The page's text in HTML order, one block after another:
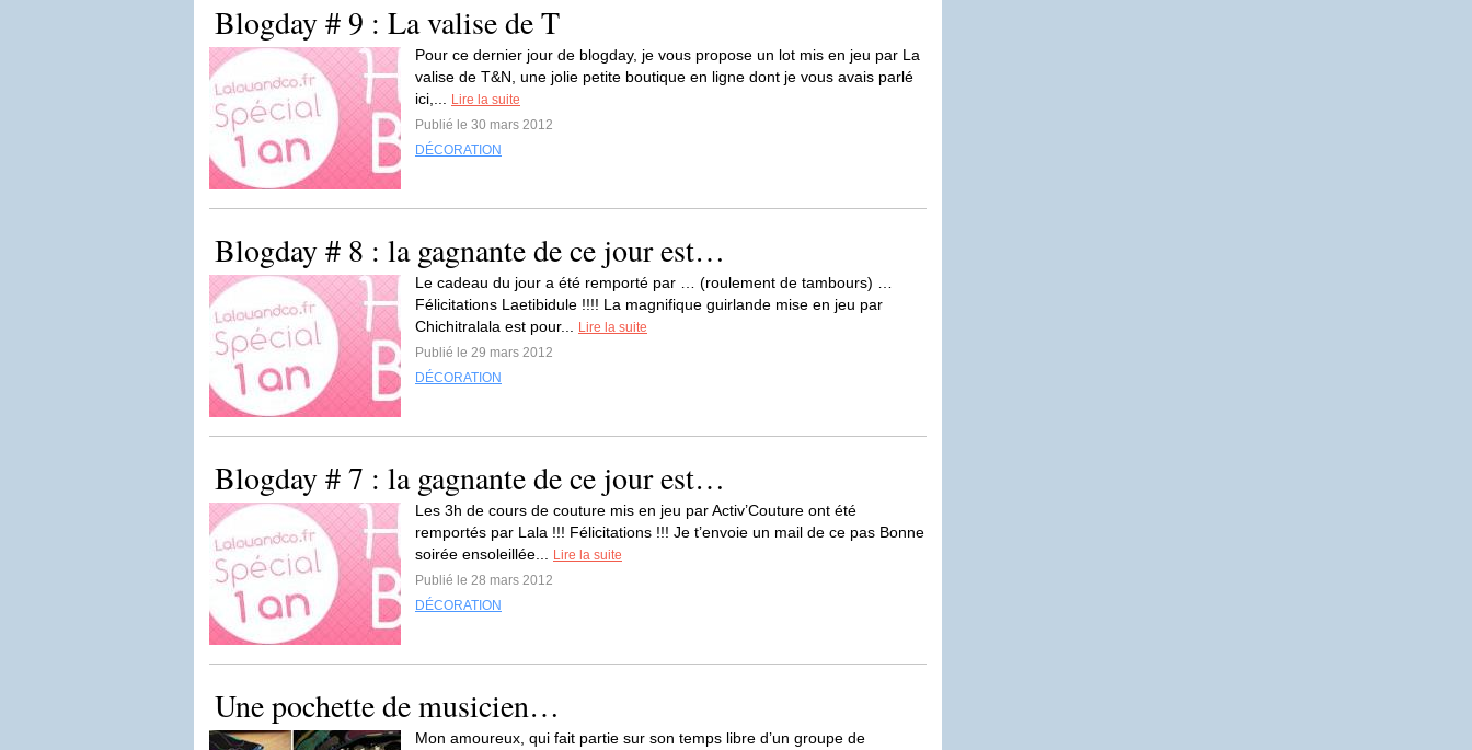
Blogday # 9 : La valise de T
Pour ce dernier jour de blogday, je vous propose un lot mis en jeu par La
valise de T&N, une jolie petite boutique en ligne dont je vous avais parlé
ici,...
Lire la suite
Publié le 30 mars 2012
DÉCORATION
Blogday # 8 : la gagnante de ce jour est…
Le cadeau du jour a été remporté par … (roulement de tambours) …
Félicitations Laetibidule !!!! La magnifique guirlande mise en jeu par
Chichitralala est pour...
Lire la suite
Publié le 29 mars 2012
DÉCORATION
Blogday # 7 : la gagnante de ce jour est…
Les 3h de cours de couture mis en jeu par Activ’Couture ont été
remportés par Lala !!! Félicitations !!! Je t’envoie un mail de ce pas Bonne
soirée ensoleillée...
Lire la suite
Publié le 28 mars 2012
DÉCORATION
Une pochette de musicien…
Mon amoureux, qui fait partie sur son temps libre d’un groupe de